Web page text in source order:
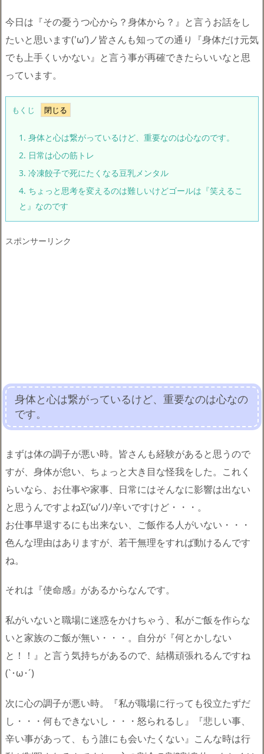
今日は『その憂うつ心から？身体から？』と言うお話をし
たいと思います('ω’)ノ皆さんも知っての通り『身体だけ元気
でも上手くいかない』と言う事が再確できたらいいなと思
っています。
もくじ
1. 身体と心は繋がっているけど、重要なのは心なのです。
2. 日常は心の筋トレ
3. 冷凍餃子で死にたくなる豆乳メンタル
4. ちょっと思考を変えるのは難しいけどゴールは『笑えるこ
と』なのです
スポンサーリンク
身体と心は繋がっているけど、重要なのは心なの
です。
まずは体の調子が悪い時。皆さんも経験があると思うので
すが、身体が怠い、ちょっと大き目な怪我をした。これく
らいなら、お仕事や家事、日常にはそんなに影響は出ない
と思うんですよねΣ(‘ω’ﾉ)ﾉ辛いですけど・・・。
お仕事早退するにも出来ない、ご飯作る人がいない・・・
色んな理由はありますが、若干無理をすれば動けるんです
ね。
それは『使命感』があるからなんです。
私がいないと職場に迷惑をかけちゃう、私がご飯を作らな
いと家族のご飯が無い・・・。自分が『何とかしない
と！！』と言う気持ちがあるので、結構頑張れるんですね
(`･ω･´)ゞ
次に心の調子が悪い時。『私が職場に行っても役立たずだ
し・・・何もできないし・・・怒られるし』『悲しい事、
辛い事があって、もう誰にも会いたくない』こんな時は行